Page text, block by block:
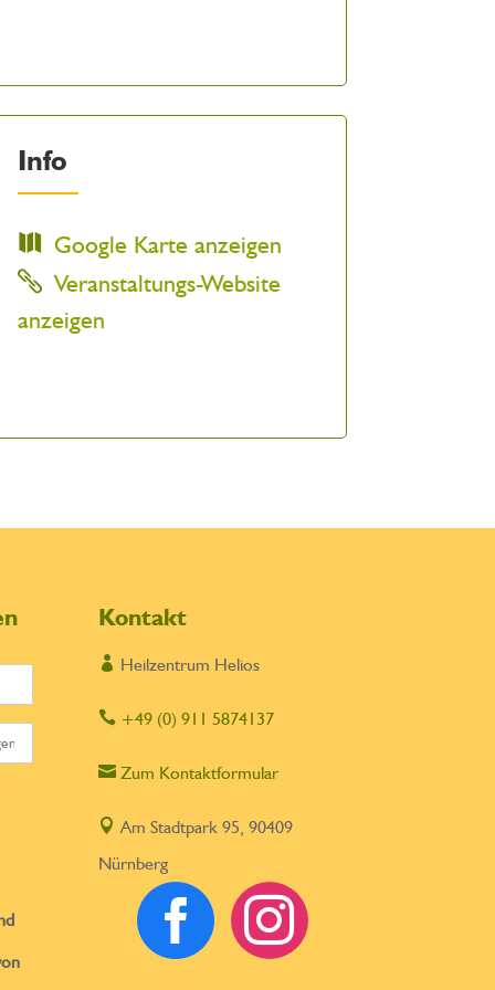
Info
Google Karte anzeigen
Veranstaltungs-Website
anzeigen
Kontakt
 Heilzentrum Helios
 +49 (0) 911 5874137
 Zum Kontaktformular
 Am Stadtpark 95, 90409
Nürnberg
 